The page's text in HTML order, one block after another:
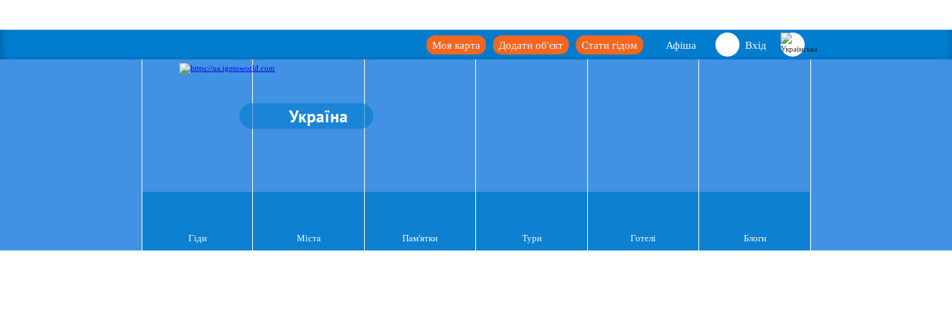
Вхід
Афіша
Стати гідом
Додати об'єкт
Моя карта
Україна
Гіди Міста Пам'ятки Тури Готелі Блоги